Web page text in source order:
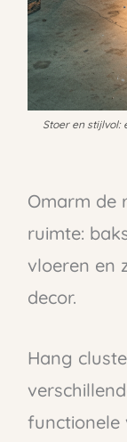
Stoer en stijlvol:
Omarm de
ruimte:
vloeren en
decor.
Hang
functionele